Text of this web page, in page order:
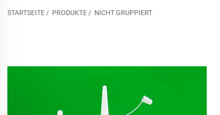
STARTSEITE/ PRODUKTE/ NICHT GRUPPIERT